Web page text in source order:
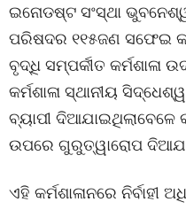
ଇନୋଡଷ୍ଟ ସଂସ୍ଥା
ପରିଷଦର ୧୧୫ଜଣ ସଫେଇ
ବୃଦ୍ଧି ସମ୍ପର୍କୀତ କର୍ମଶାଳା
କର୍ମଶାଳା ସ୍ଥାନୀୟ
ବ୍ୟାପୀ ଦିଆଯାଇଥିଲାବେଳେ
ଉପରେ ଗୁରୁତ୍ୱାରୋପ
ଏହି କର୍ମଶାଳାନରେ ନିର୍ବାହୀ